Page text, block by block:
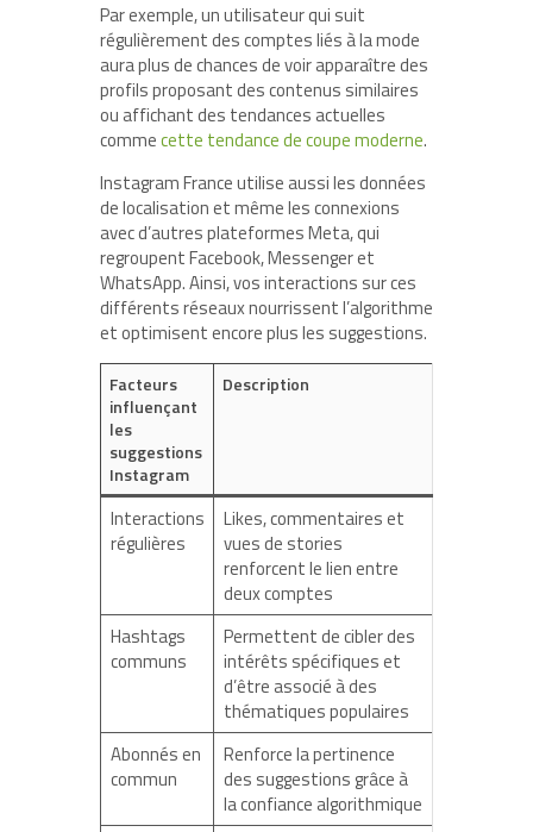
Par exemple, un utilisateur qui suit
régulièrement des comptes liés à la mode
aura plus de chances de voir apparaître des
profils proposant des contenus similaires
ou affichant des tendances actuelles
commecette tendance de coupe moderne.
Instagram France utilise aussi les données
de localisation et même les connexions
avec d’autres plateformes Meta, qui
regroupent Facebook, Messenger et
WhatsApp. Ainsi, vos interactions sur ces
différents réseaux nourrissent l’algorithme
et optimisent encore plus les suggestions.
Facteurs
influençant
les
suggestions
Instagram
Description
Interactions
régulières
Likes, commentaires et
vues de stories
renforcent le lien entre
deux comptes
Hashtags
communs
Permettent de cibler des
intérêts spécifiques et
d’être associé à des
thématiques populaires
Abonnés en
commun
Renforce la pertinence
des suggestions grâce à
la confiance algorithmique